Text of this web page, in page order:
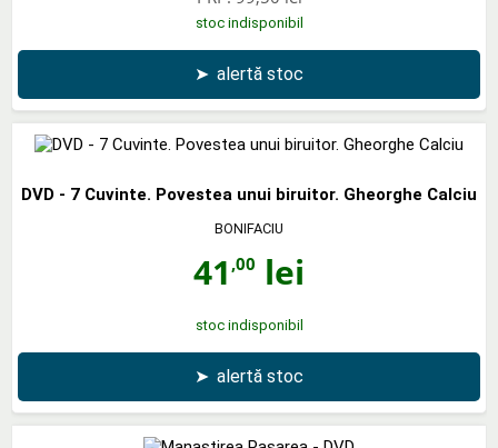
stoc indisponibil
➤ alertă stoc
DVD - 7 Cuvinte. Povestea unui biruitor. Gheorghe Calciu
BONIFACIU
41 ,00 lei
stoc indisponibil
➤ alertă stoc